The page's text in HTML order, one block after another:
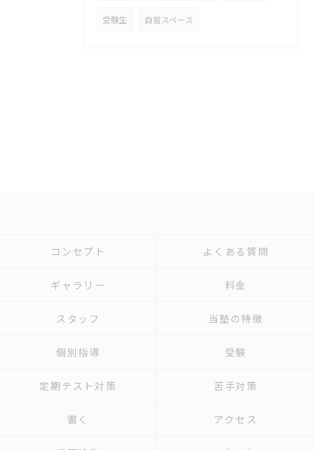
受験生 自習スペース
コンセプト よくある質問
ギャラリー 料金
スタッフ 当塾の特徴
個別指導 受験
定期テスト対策 苦手対策
書く アクセス